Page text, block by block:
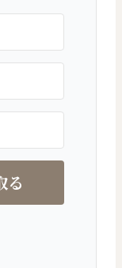
る